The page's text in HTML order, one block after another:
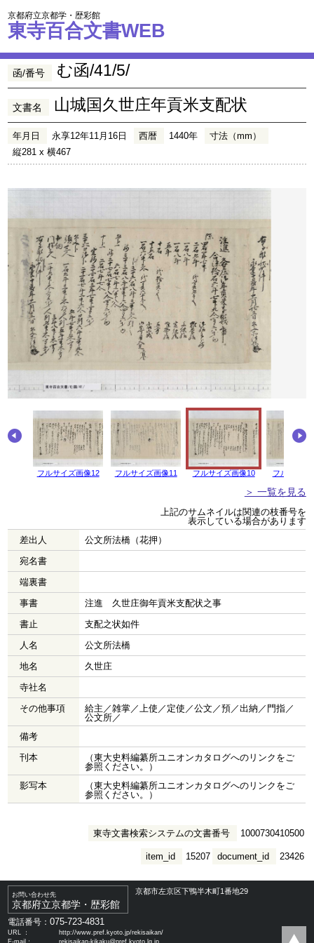
京都府立京都学・歴彩館
東寺百合文書WEB
函/番号 む函/41/5/
文書名 山城国久世庄年貢米支配状
年月日 永享12年11月16日 西暦 1440年
寸法（mm）
縦281 x 横467
フルサイズ画像12 フルサイズ画像11 フルサイズ画像10 フルサイズ
＞ 一覧を見る
上記のサムネイルは関連の枝番号を
表示している場合があります
差出人
公文所法橋（花押）
宛名書
端裏書
事書
注進 久世庄御年貢米支配状之事
書止
支配之状如件
人名
公文所法橋
地名
久世庄
寺社名
その他事項
給主／雑掌／上使／定使／公文／預／出納／門指／
公文所／
備考
刊本
（東大史料編纂所ユニオンカタログへのリンクをご
参照ください。）
影写本
（東大史料編纂所ユニオンカタログへのリンクをご
参照ください。）
東寺文書検索システムの文書番号 1000730410500
document_id 23426
item_id 15207
お問い合わせ先
京都府立京都学・歴彩館
京都市左京区下鴨半木町1番地29
電話番号：075-723-4831
URL ：
http://www.pref.kyoto.jp/rekisaikan/
E-mail：
rekisaikan-kikaku@pref.kyoto.lg.jp